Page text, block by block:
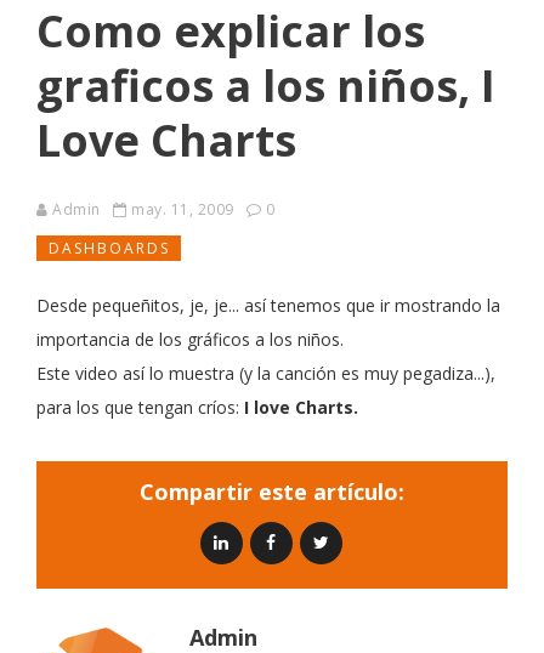
Como explicar los
graficos a los niños, I
Love Charts
Admin may. 11, 2009
0
DASHBOARDS
Desde pequeñitos, je, je... así tenemos que ir mostrando la
importancia de los gráficos a los niños.
Este video así lo muestra (y la canción es muy pegadiza...),
para los que tengan críos: I love Charts.
Compartir este artículo:
Admin